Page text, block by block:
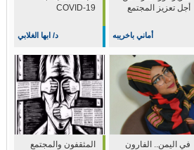
COVID-19
د/ ابها الغلابي
أجل تعزيز المجتمع
أماني باخريبه
المثقفون والمجتمع
في اليمن.. الفارون